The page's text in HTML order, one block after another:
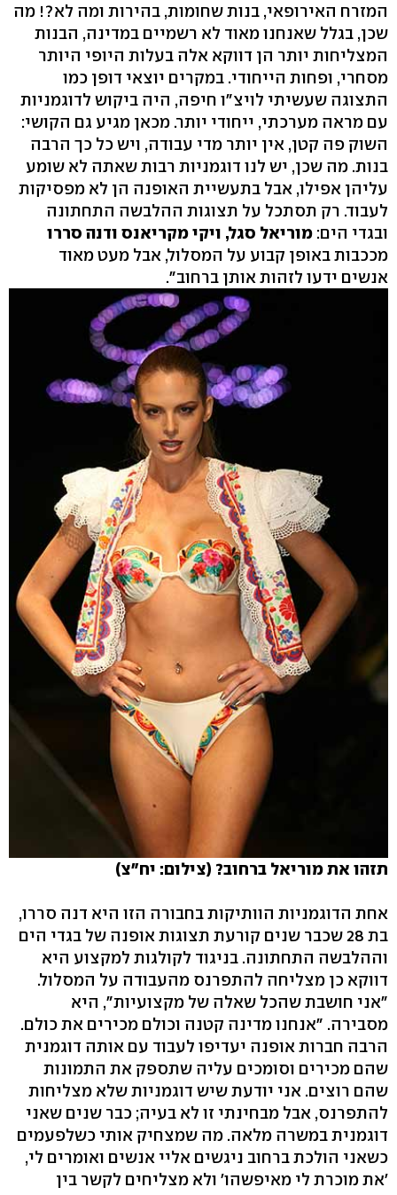
המזרח האירופאי, בנות שחומות, בהירות ומה לא?! מה
שכן, בגלל שאנחנו מאוד לא רשמיים במדינה, הבנות
המצליחות יותר הן דווקא אלה בעלות היופי היותר
מסחרי, ופחות הייחודי. במקרים יוצאי דופן כמו
התצוגה שעשיתי לויצ"ו חיפה, היה ביקוש לדוגמניות
עם מראה מערכתי, ייחודי יותר. מכאן מגיע גם הקושי:
השוק פה קטן, אין יותר מדי עבודה, ויש כל כך הרבה
בנות. מה שכן, יש לנו דוגמניות רבות שאתה לא שומע
עליהן אפילו, אבל בתעשיית האופנה הן לא מפסיקות
לעבוד. רק תסתכל על תצוגות ההלבשה התחתונה
ובגדי הים: מוריאל סגל, ויקי מקריאנס ודנה סררו
מככבות באופן קבוע על המסלול, אבל מעט מאוד
אנשים ידעו לזהות אותן ברחוב".
תזהו את מוריאל ברחוב? (צילום: יח"צ)
אחת הדוגמניות הוותיקות בחבורה הזו היא דנה סררו,
בת 28 שכבר שנים קורעת תצוגות אופנה של בגדי הים
וההלבשה התחתונה. בניגוד לקולגות למקצוע היא
דווקא כן מצליחה להתפרנס מהעבודה על המסלול.
"אני חושבת שהכל שאלה של מקצועיות", היא
מסבירה. "אנחנו מדינה קטנה וכולם מכירים את כולם.
הרבה חברות אופנה יעדיפו לעבוד עם אותה דוגמנית
שהם מכירים וסומכים עליה שתספק את התמונות
שהם רוצים. אני יודעת שיש דוגמניות שלא מצליחות
להתפרנס, אבל מבחינתי זו לא בעיה; כבר שנים שאני
דוגמנית במשרה מלאה. מה שמצחיק אותי כשלפעמים
כשאני הולכת ברחוב ניגשים אליי אנשים ואומרים לי,
'את מוכרת לי מאיפשהו' ולא מצליחים לקשר בין